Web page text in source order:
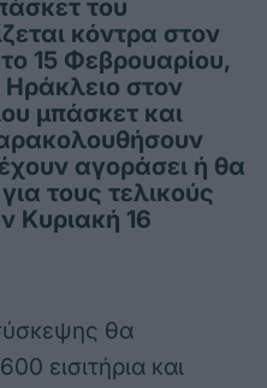
του
κόντρα στον
15 Φεβρουαρίου,
στον
μπάσκετ και
αγοράσει ή θα
τους τελικούς
Κυριακή 16
θα
εισιτήρια και